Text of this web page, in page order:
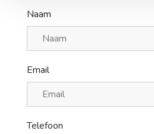
Naam
Email
Telefoon